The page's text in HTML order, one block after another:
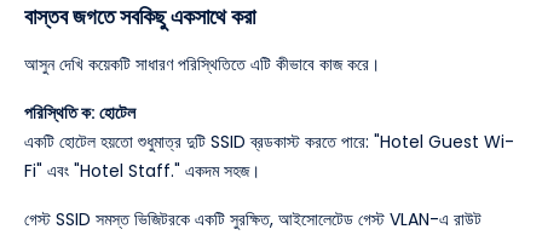
বাস্তব জগতে সবকিছু একসাথে করা
আসুন দেখি কয়েকটি সাধারণ পরিস্থিতিতে এটি কীভাবে কাজ করে।
পরিস্থিতি ক: হোটেল
একটি হোটেল হয়তো শুধুমাত্র দুটি SSID ব্রডকাস্ট করতে পারে: "Hotel Guest Wi-
Fi" এবং "Hotel Staff." একদম সহজ।
গেস্ট SSID সমস্ত ভিজিটরকে একটি সুরক্ষিত, আইসোলেটেড গেস্ট VLAN-এ রাউট